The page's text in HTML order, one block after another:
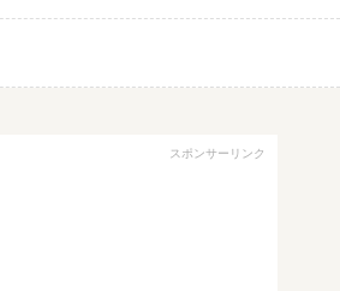
スポンサーリンク